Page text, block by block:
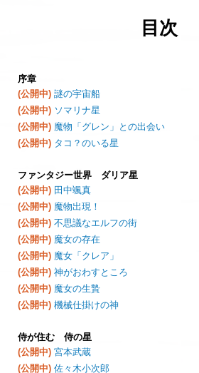
目次
序章
(公開中) 謎の宇宙船
(公開中) ソマリナ星
(公開中) 魔物「グレン」との出会い
(公開中) タコ？のいる星
ファンタジー世界 ダリア星
(公開中) 田中颯真
(公開中) 魔物出現！
(公開中) 不思議なエルフの街
(公開中) 魔女の存在
(公開中) 魔女「クレア」
(公開中) 神がおわすところ
(公開中) 魔女の生贄
(公開中) 機械仕掛けの神
侍が住む 侍の星
(公開中) 宮本武蔵
(公開中) 佐々木小次郎